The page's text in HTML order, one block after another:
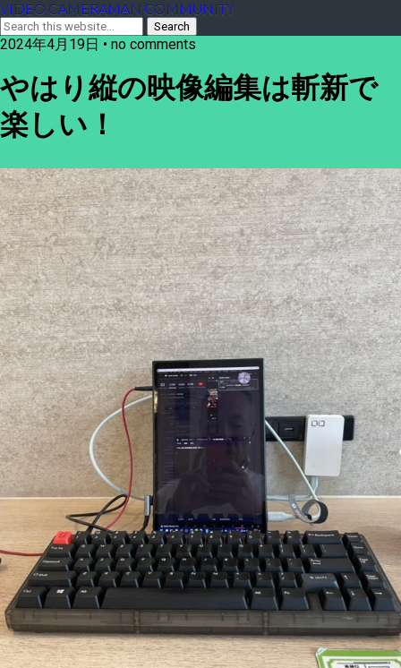
VIDEO CAMERAMAN COMMUNITY
2024年4月19日 • no comments
やはり縦の映像編集は斬新で
楽しい！